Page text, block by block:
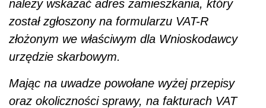
należy wskazać adres zamieszkania, który
został zgłoszony na formularzu VAT-R
złożonym we właściwym dla Wnioskodawcy
urzędzie skarbowym.
Mając na uwadze powołane wyżej przepisy
oraz okoliczności sprawy, na fakturach VAT